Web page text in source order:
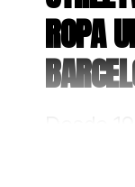
ROPA
solo